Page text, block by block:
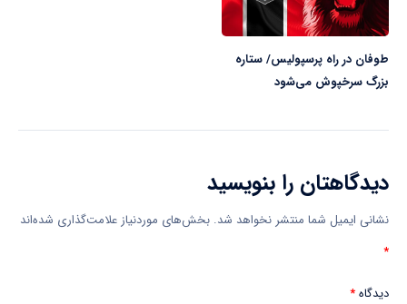
طوفان در راه پرسپولیس/ ستاره
بزرگ سرخپوش می‌شود
دیدگاهتان را بنویسید
نشانی ایمیل شما منتشر نخواهد شد. بخش‌های موردنیاز علامت‌گذاری شده‌اند
*
دیدگاه*